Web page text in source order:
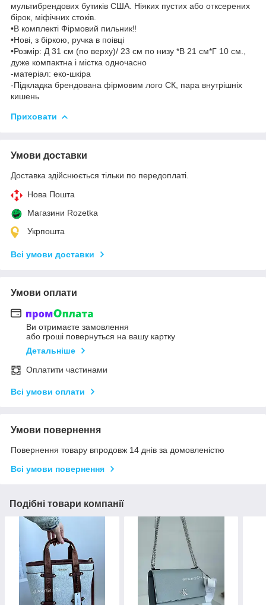
мультибрендових бутиків США. Ніяких пустих або отксерених
бірок, міфічних стоків.
•В комплекті Фірмовий пильник‼️
•Нові, з біркою, ручка в поівці
•Розмір: Д 31 см (по верху)/ 23 см по низу *В 21 см*Г 10 см.,
дуже компактна і містка одночасно
-матеріал: еко-шкіра
-Підкладка брендована фірмовим лого СК, пара внутрішніх
кишень
Приховати
Умови доставки
Доставка здійснюється тільки по передоплаті.
Нова Пошта
Магазини Rozetka
Укрпошта
Всі умови доставки
Умови оплати
Ви отримаєте замовлення
або гроші повернуться на вашу картку
Детальніше
Оплатити частинами
Всі умови оплати
Умови повернення
Повернення товару впродовж 14 днів за домовленістю
Всі умови повернення
Подібні товари компанії